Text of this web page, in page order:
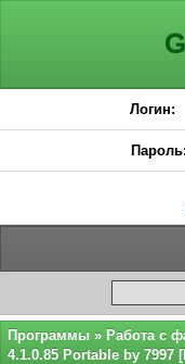
Логин:
Пароль:
Программы » Работа с
4.1.0.85 Portable by 7997